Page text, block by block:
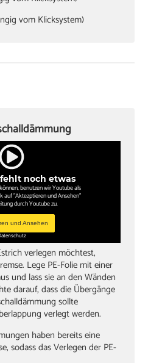
vom Klicksystem)
noch etwas
benutzen wir Youtube als
auf "Aktezptieren und Ansehen"
durch Youtube zu.
und Ansehen
verlegen möchtest,
Lege PE-Folie mit einer
und lass sie an den Wänden
darauf, dass die Übergänge
sollte
verlegt werden.
haben bereits eine
sodass das Verlegen der PE-